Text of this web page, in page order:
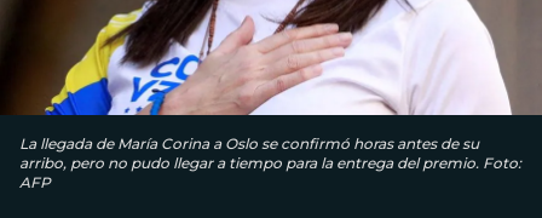
La llegada de María Corina a Oslo se confirmó horas antes de su
arribo, pero no pudo llegar a tiempo para la entrega del premio. Foto:
AFP